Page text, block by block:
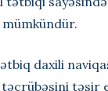
daxili
təsir